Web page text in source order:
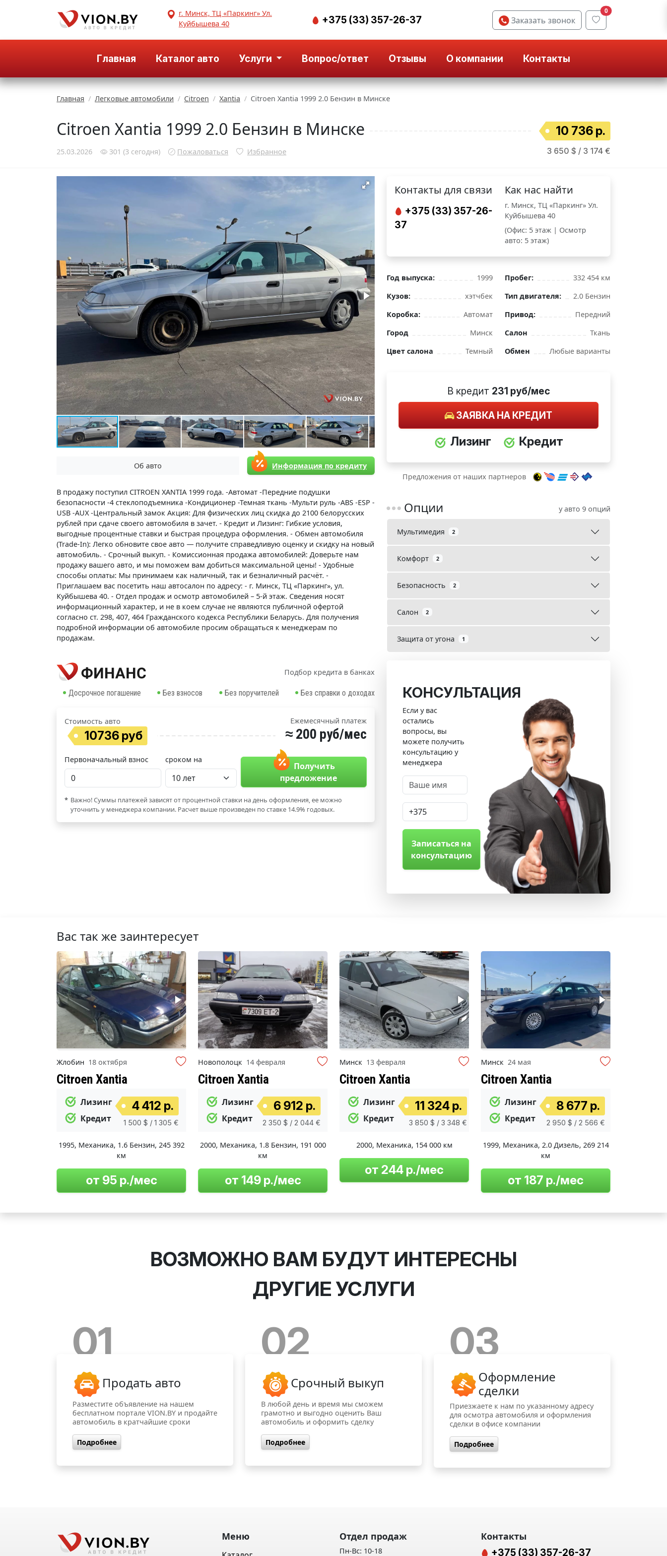
г. Минск, ТЦ «Паркинг» Ул.
Куйбышева 40
+375 (33) 357-26-37 Заказать звонок
0
Главная Каталог авто Услуги Вопрос/ответ Отзывы О компании Контакты
Главная Легковые автомобили Citroen Xantia Citroen Xantia 1999 2.0 Бензин в Минске
Citroen Xantia 1999 2.0 Бензин в Минске 10 736 р.
25.03.2026 301 (3 сегодня) Пожаловаться Избранное 3 650 $ / 3 174 €
Об авто Информация по кредиту
В продажу поступил CITROEN XANTIA 1999 года. -Автомат -Передние подушки
безопасности -4 стеклоподъемника -Кондиционер -Темная ткань -Мульти руль -ABS -ESP -
USB -AUX -Центральный замок Акция: Для физических лиц скидка до 2100 белорусских
рублей при сдаче своего автомобиля в зачет. - Кредит и Лизинг: Гибкие условия,
выгодные процентные ставки и быстрая процедура оформления. - Обмен автомобиля
(Trade-In): Легко обновите свое авто — получите справедливую оценку и скидку на новый
автомобиль. - Срочный выкуп. - Комиссионная продажа автомобилей: Доверьте нам
продажу вашего авто, и мы поможем вам добиться максимальной цены! - Удобные
способы оплаты: Мы принимаем как наличный, так и безналичный расчёт. -
Приглашаем вас посетить наш автосалон по адресу: - г. Минск, ТЦ «Паркинг», ул.
Куйбышева 40. - Отдел продаж и осмотр автомобилей – 5-й этаж. Сведения носят
информационный характер, и не в коем случае не являются публичной офертой
согласно ст. 298, 407, 464 Гражданского кодекса Республики Беларусь. Для получения
подробной информации об автомобиле просим обращаться к менеджерам по
продажам.
Контакты для связи
+375 (33) 357-26-
37
Как нас найти
г. Минск, ТЦ «Паркинг» Ул.
Куйбышева 40
(Офис: 5 этаж | Осмотр
авто: 5 этаж)
Год выпуска: 1999 Пробег:
332 454 км
Кузов:
хэтчбек Тип двигателя:
2.0 Бензин
Коробка:
Автомат Привод:
Передний
Город
Минск Салон
Ткань
Цвет салона
Темный Обмен Любые варианты
В кредит 231 руб/мес
ЗАЯВКА НА КРЕДИТ
Лизинг Кредит
Предложения от наших партнеров
Опции у авто 9 опций
Мультимедия 2
Комфорт 2
Безопасность 2
Салон 2
Защита от угона 1
Подбор кредита в банках
Досрочное погашение Без взносов Без поручителей Без справки о доходах
Стоимость авто
10736 руб
Ежемесячный платеж
≈ 200 руб/мес
Первоначальный взнос сроком на
Получить
предложение
* Важно! Суммы платежей зависят от процентной ставки на день оформления, ее можно
уточнить у менеджера компании. Расчет выше произведен по ставке 14.9% годовых.
КОНСУЛЬТАЦИЯ
Если у вас
остались
вопросы, вы
можете получить
консультацию у
менеджера
Записаться на
консультацию
Вас так же заинтересует
Жлобин 18 октября
Citroen Xantia
Лизинг
Кредит
4 412 р.
1 500 $ / 1 305 €
1995, Механика, 1.6 Бензин, 245 392
км
от 95 р./мес
Новополоцк 14 февраля
Citroen Xantia
Лизинг
Кредит
6 912 р.
2 350 $ / 2 044 €
2000, Механика, 1.8 Бензин, 191 000
км
от 149 р./мес
Минск 13 февраля
Citroen Xantia
Лизинг
Кредит
11 324 р.
3 850 $ / 3 348 €
2000, Механика, 154 000 км
от 244 р./мес
Минск 24 мая
Citroen Xantia
Лизинг
Кредит
8 677 р.
2 950 $ / 2 566 €
1999, Механика, 2.0 Дизель, 269 214
км
от 187 р./мес
ВОЗМОЖНО ВАМ БУДУТ ИНТЕРЕСНЫ
ДРУГИЕ УСЛУГИ
01
Продать авто
Разместите объявление на нашем
бесплатном портале VION.BY и продайте
автомобиль в кратчайшие сроки
Подробнее
02
Срочный выкуп
В любой день и время мы сможем
грамотно и выгодно оценить Ваш
автомобиль и оформить сделку
Подробнее
03
Оформление
сделки
Приезжаете к нам по указанному адресу
для осмотра автомобиля и оформления
сделки в офисе компании
Подробнее
Меню Отдел продаж
Пн-Вс: 10-18
Контакты
+375 (33) 357-26-37